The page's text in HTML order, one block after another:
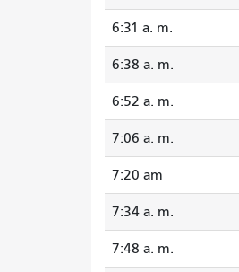
6:31 a. m.
6:38 a. m.
6:52 a. m.
7:06 a. m.
7:20 am
7:34 a. m.
7:48 a. m.